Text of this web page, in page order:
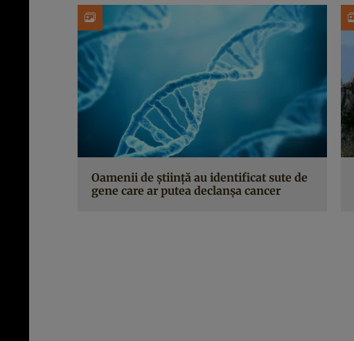
Oamenii de știință au identificat sute de
gene care ar putea declanșa cancer